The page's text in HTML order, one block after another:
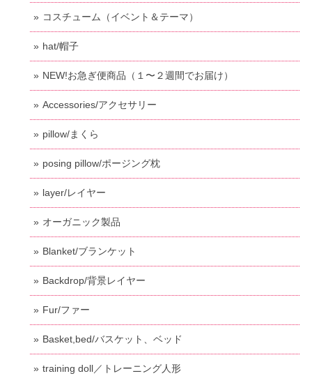
コスチューム（イベント＆テーマ）
hat/帽子
NEW!お急ぎ便商品（１〜２週間でお届け）
Accessories/アクセサリー
pillow/まくら
posing pillow/ポージング枕
layer/レイヤー
オーガニック製品
Blanket/ブランケット
Backdrop/背景レイヤー
Fur/ファー
Basket,bed/バスケット、ベッド
training doll／トレーニング人形